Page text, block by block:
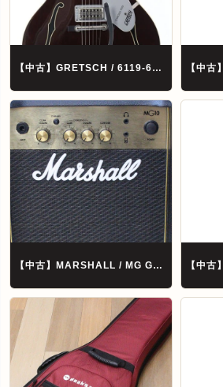
【中古】GRETSCH / 6119-62 / Tennessee Rose 2000年製 Walnut Stain 【心斎橋店】
【中古】MARSHALL / MG Gold Series MG10G 【心斎橋店】